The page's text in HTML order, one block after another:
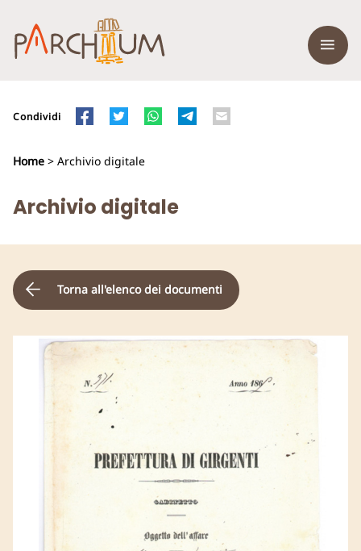
Condividi
Home > Archivio digitale
Archivio digitale
Torna all'elenco dei documenti